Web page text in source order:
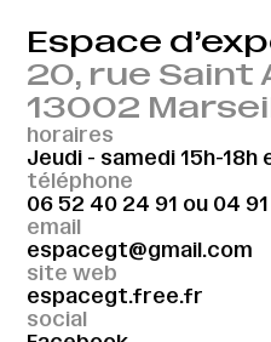
Espace
20, rue Saint
13002
horaires
Jeudi - samedi 15h-18h
téléphone
06 52 40 24 91 ou 04
email
espacegt@gmail.com
site web
espacegt.free.fr
social